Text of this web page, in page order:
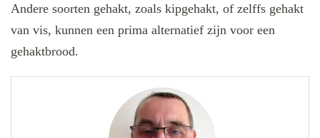
Andere soorten gehakt, zoals kipgehakt, of zelffs gehakt
van vis, kunnen een prima alternatief zijn voor een
gehaktbrood.